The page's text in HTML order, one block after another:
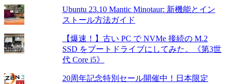
Ubuntu 23.10 Mantic Minotaur: 新機能とイン
ストール方法ガイド
【爆速！】古い PC で NVMe 接続の M.2
SSD をブートドライブにしてみた。《第3世
代 Core i5》
20周年記念特別セール開催中！日本限定